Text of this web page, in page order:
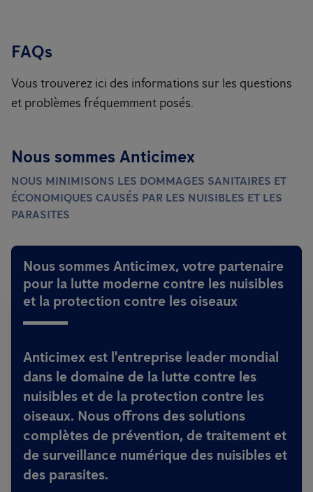
FAQs
Vous trouverez ici des informations sur les questions
et problèmes fréquemment posés.
Nous sommes Anticimex
NOUS MINIMISONS LES DOMMAGES SANITAIRES ET
ÉCONOMIQUES CAUSÉS PAR LES NUISIBLES ET LES
PARASITES
Nous sommes Anticimex, votre partenaire
pour la lutte moderne contre les nuisibles
et la protection contre les oiseaux
Anticimex est l'entreprise leader mondial
dans le domaine de la lutte contre les
nuisibles et de la protection contre les
oiseaux. Nous offrons des solutions
complètes de prévention, de traitement et
de surveillance numérique des nuisibles et
des parasites.